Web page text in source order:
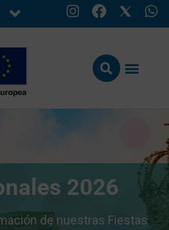
2026
de nuestras Fiestas